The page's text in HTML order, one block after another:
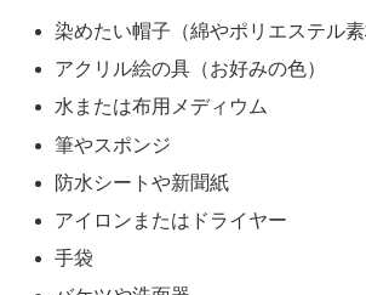
染めたい帽子（綿やポリエステル素
アクリル絵の具（お好みの色）
水または布用メディウム
筆やスポンジ
防水シートや新聞紙
アイロンまたはドライヤー
手袋